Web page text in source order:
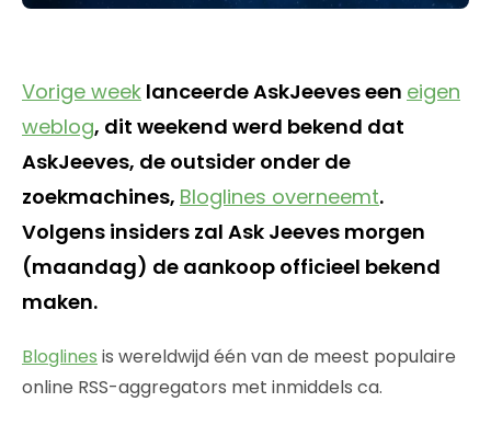
Vorige week lanceerde AskJeeves een eigen
weblog, dit weekend werd bekend dat
AskJeeves, de outsider onder de
zoekmachines, Bloglines overneemt.
Volgens insiders zal Ask Jeeves morgen
(maandag) de aankoop officieel bekend
maken.
Bloglines is wereldwijd één van de meest populaire
online RSS-aggregators met inmiddels ca.